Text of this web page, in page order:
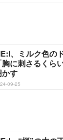
、ミルク色の
胸に刺さるくら
かす
09-25